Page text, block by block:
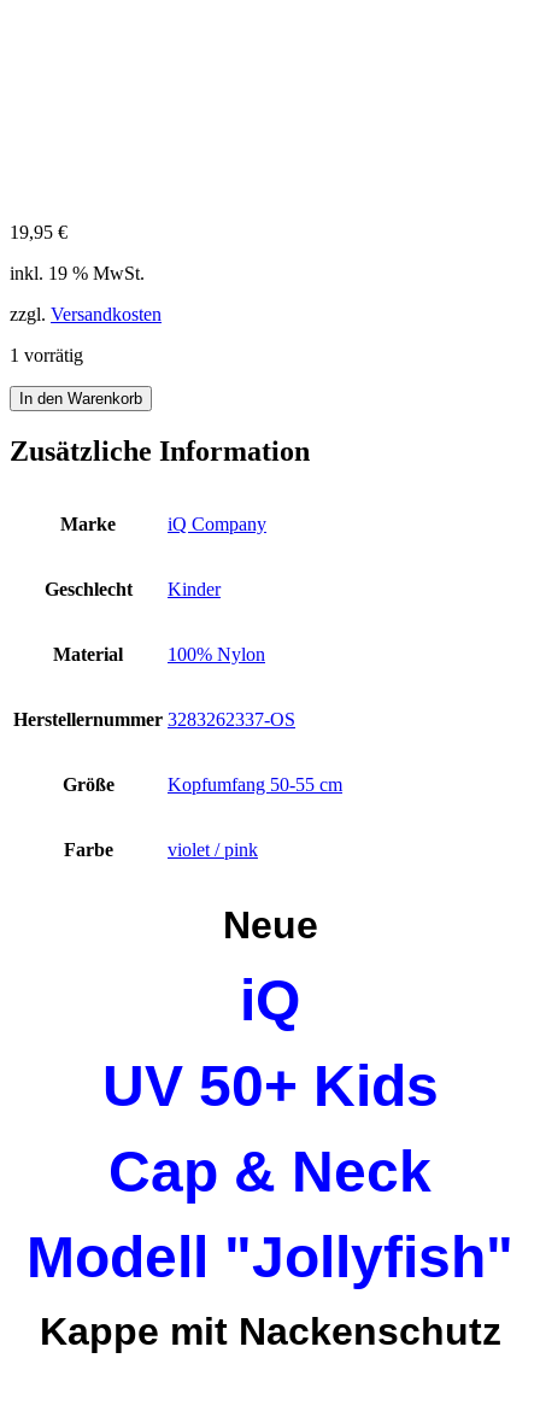
19,95 €
inkl. 19 % MwSt.
zzgl. Versandkosten
1 vorrätig
iQ
UV
50+
Kids
Schutz
ro
In den Warenkorb
Zusätzliche Information
Marke iQ Company
Geschlecht Kinder
Material 100% Nylon
Herstellernummer 3283262337-OS
Größe Kopfumfang 50-55 cm
Farbe violet / pink
Neue
iQ
UV 50+ Kids
Cap & Neck
Modell "Jollyfish"
Kappe mit Nackenschutz